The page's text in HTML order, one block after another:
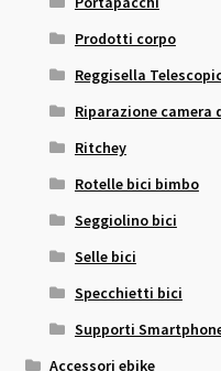
Prodotti corpo
Reggisella
Riparazione camera
Ritchey
Rotelle bici bimbo
Seggiolino bici
Selle bici
Specchietti bici
Supporti
Accessori ebike